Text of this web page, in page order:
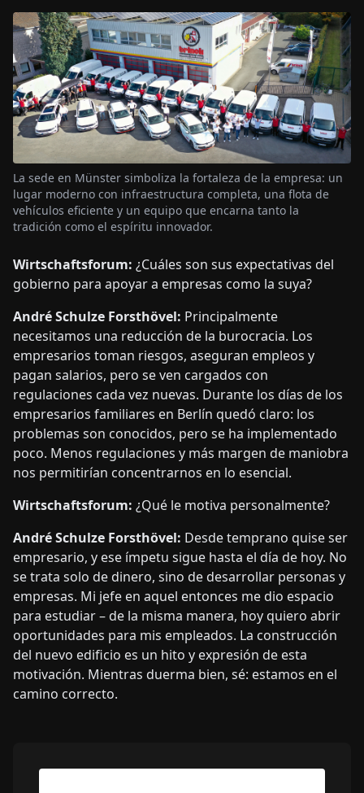
La sede en Münster simboliza la fortaleza de la empresa: un
lugar moderno con infraestructura completa, una flota de
vehículos eficiente y un equipo que encarna tanto la
tradición como el espíritu innovador.
Wirtschaftsforum: ¿Cuáles son sus expectativas del
gobierno para apoyar a empresas como la suya?
André Schulze Forsthövel: Principalmente
necesitamos una reducción de la burocracia. Los
empresarios toman riesgos, aseguran empleos y
pagan salarios, pero se ven cargados con
regulaciones cada vez nuevas. Durante los días de los
empresarios familiares en Berlín quedó claro: los
problemas son conocidos, pero se ha implementado
poco. Menos regulaciones y más margen de maniobra
nos permitirían concentrarnos en lo esencial.
Wirtschaftsforum: ¿Qué le motiva personalmente?
André Schulze Forsthövel: Desde temprano quise ser
empresario, y ese ímpetu sigue hasta el día de hoy. No
se trata solo de dinero, sino de desarrollar personas y
empresas. Mi jefe en aquel entonces me dio espacio
para estudiar – de la misma manera, hoy quiero abrir
oportunidades para mis empleados. La construcción
del nuevo edificio es un hito y expresión de esta
motivación. Mientras duerma bien, sé: estamos en el
camino correcto.